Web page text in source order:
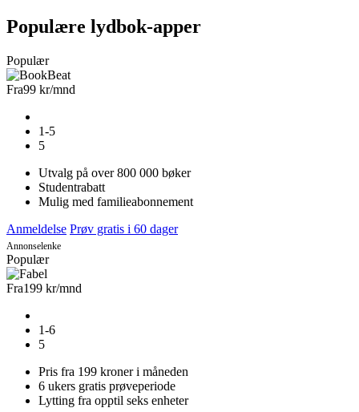
Populære lydbok-apper
Populær
Fra99 kr/mnd
1-5
5
Utvalg på over 800 000 bøker
Studentrabatt
Mulig med familieabonnement
Anmeldelse Prøv gratis i 60 dager
Annonselenke
Populær
Fra199 kr/mnd
1-6
5
Pris fra 199 kroner i måneden
6 ukers gratis prøveperiode
Lytting fra opptil seks enheter